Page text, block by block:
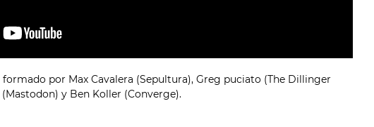
por Max Cavalera (Sepultura), Greg puciato (The Dillinger
(Mastodon) y Ben Koller (Converge).